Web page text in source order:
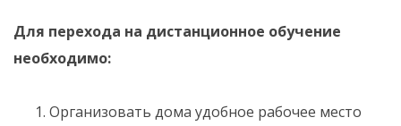
Для перехода на дистанционное обучение
необходимо:
Организовать дома удобное рабочее место